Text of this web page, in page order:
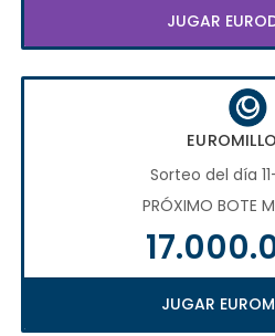
JUGAR
Sorteo del día
PRÓXIMO BOTE
JUGAR